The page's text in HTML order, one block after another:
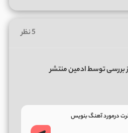
5 نظر
بررسی توسط ادمین منتشر